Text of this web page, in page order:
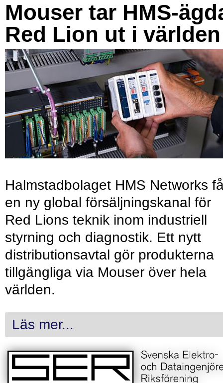
Mouser tar HMS-
Red Lion ut i världen
Halmstadbolaget HMS Networks
en ny global försäljningskanal för
Red Lions teknik inom industriell
styrning och diagnostik. Ett nytt
distributionsavtal gör produkterna
tillgängliga via Mouser över hela
världen.
Läs mer...